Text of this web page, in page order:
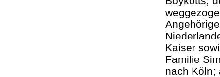
Kaiser
Familie
nach Köln;